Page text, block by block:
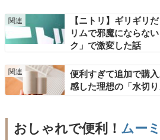
【ニトリ】ギリギリ
リムで邪魔にならな
ク」で激変した話
便利すぎて追加で購
感した理想の「水切
おしゃれで便利！ ムー